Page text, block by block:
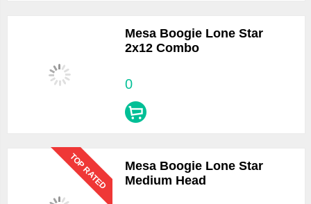
Mesa Boogie Lone Star
2x12 Combo
0
TOP RATED
Mesa Boogie Lone Star
Medium Head